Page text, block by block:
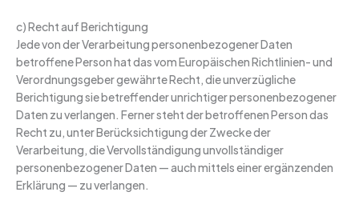
c) Recht auf Berichtigung
Jede von der Verarbeitung personenbezogener Daten
betroffene Person hat das vom Europäischen Richtlinien- und
Verordnungsgeber gewährte Recht, die unverzügliche
Berichtigung sie betreffender unrichtiger personenbezogener
Daten zu verlangen. Ferner steht der betroffenen Person das
Recht zu, unter Berücksichtigung der Zwecke der
Verarbeitung, die Vervollständigung unvollständiger
personenbezogener Daten — auch mittels einer ergänzenden
Erklärung — zu verlangen.